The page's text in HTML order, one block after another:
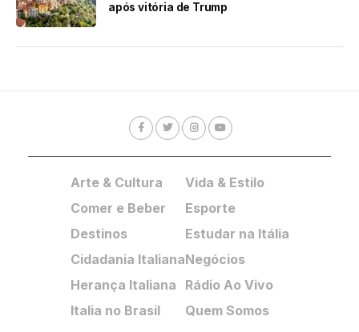
após vitória de Trump
Arte & Cultura
Comer e Beber
Destinos
Cidadania Italiana
Herança Italiana
Italia no Brasil
Vida & Estilo
Esporte
Estudar na Itália
Negócios
Rádio Ao Vivo
Quem Somos